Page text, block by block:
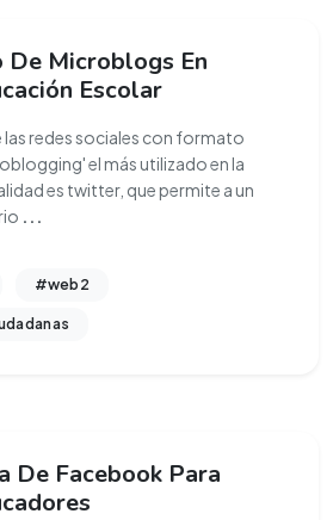
De Microblogs En
Escolar
las redes sociales con formato
el más utilizado en la
es twitter, que permite a un
...
#web2
De Facebook Para